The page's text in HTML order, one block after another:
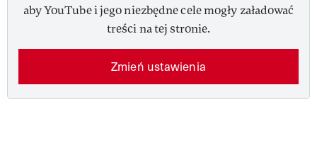
aby YouTube i jego niezbędne cele mogły załadować
treści na tej stronie.
Zmień ustawienia